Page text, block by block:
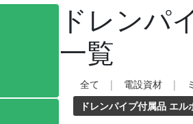
ドレン
一覧
全て | 電設資材 |
ドレンパイプ付属品